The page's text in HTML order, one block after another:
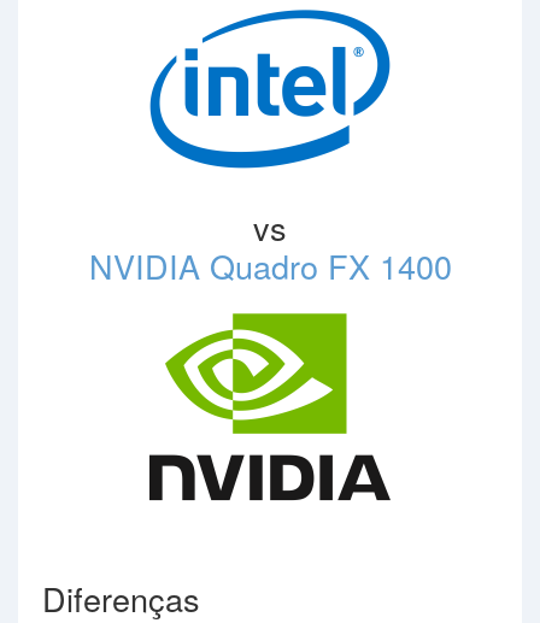
vs
NVIDIA Quadro FX 1400
Diferenças